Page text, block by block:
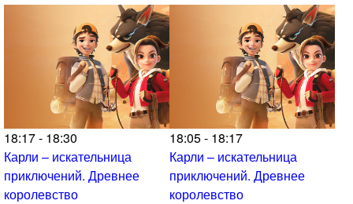
18:17 - 18:30
Карли – искательница
приключений. Древнее
королевство
18:05 - 18:17
Карли – искательница
приключений. Древнее
королевство